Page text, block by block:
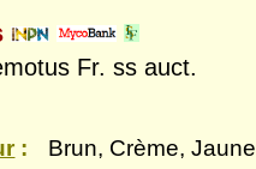
Fr. ss auct.
: Brun, Crème,